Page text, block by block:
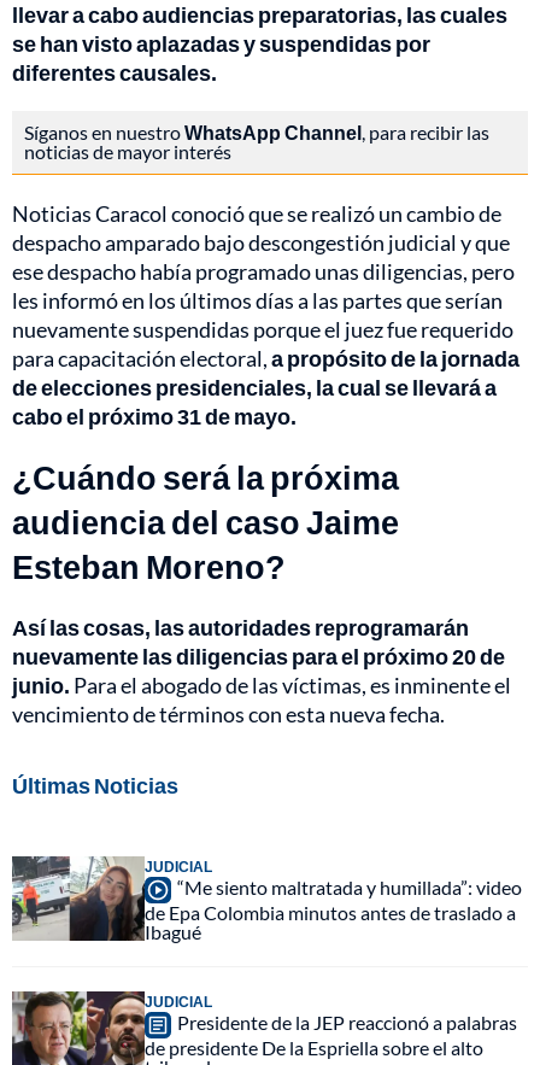
llevar a cabo audiencias preparatorias, las cuales
se han visto aplazadas y suspendidas por
diferentes causales.
Síganos en nuestroWhatsApp Channel, para recibir las
noticias de mayor interés
Noticias Caracol conoció que se realizó un cambio de
despacho amparado bajo descongestión judicial y que
ese despacho había programado unas diligencias, pero
les informó en los últimos días a las partes que serían
nuevamente suspendidas porque el juez fue requerido
para capacitación electoral,a propósito de la jornada
de elecciones presidenciales, la cual se llevará a
cabo el próximo 31 de mayo.
¿Cuándo será la próxima
audiencia del caso Jaime
Esteban Moreno?
Así las cosas, las autoridades reprogramarán
nuevamente las diligencias para el próximo 20 de
junio. Para el abogado de las víctimas, es inminente el
vencimiento de términos con esta nueva fecha.
Últimas Noticias
JUDICIAL
“Me siento maltratada y humillada”: video
de Epa Colombia minutos antes de traslado a
Ibagué
JUDICIAL
Presidente de la JEP reaccionó a palabras
de presidente De la Espriella sobre el alto